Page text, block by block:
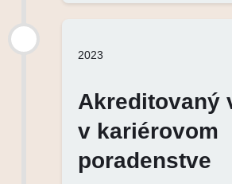
2023
Akreditovaný
v kariérovom
poradenstve